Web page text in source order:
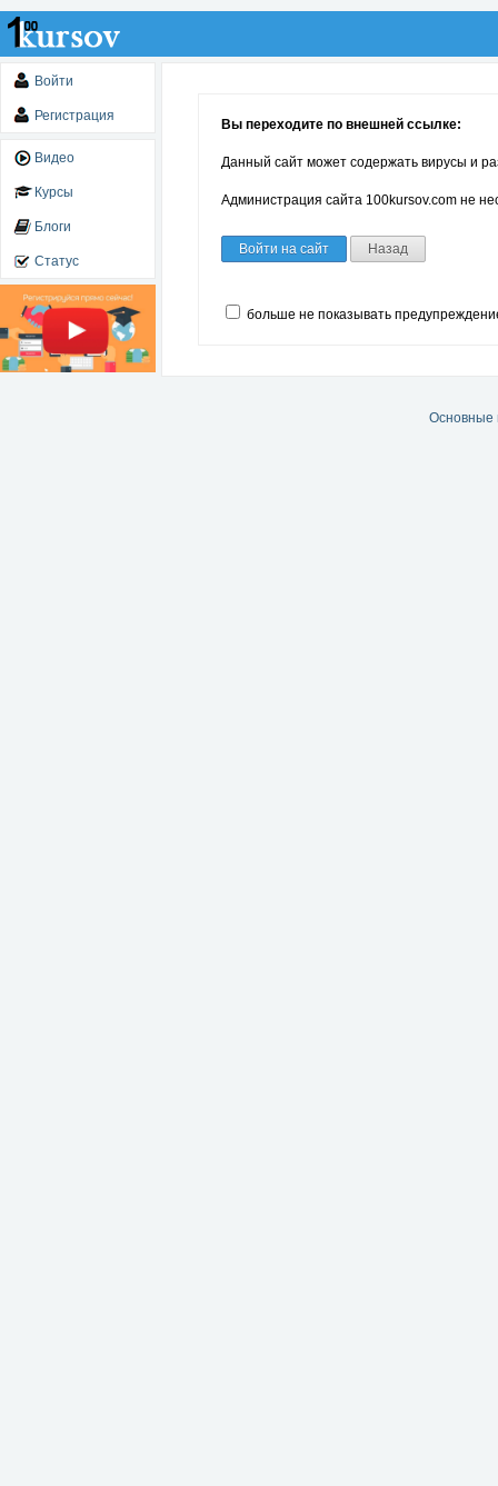
Войти
Регистрация
Видео
Курсы
Блоги
Статус
Вы переходите по внешней ссылке:
Данный сайт может содержать вирусы и
Администрация сайта 100kursov.com не
Войти на сайт Назад
больше не показывать
Основные